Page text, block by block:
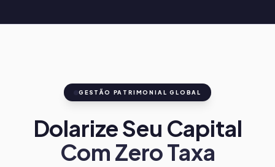
GESTÃO PATRIMONIAL GLOBAL
Dolarize Seu Capital
Com Zero Taxa